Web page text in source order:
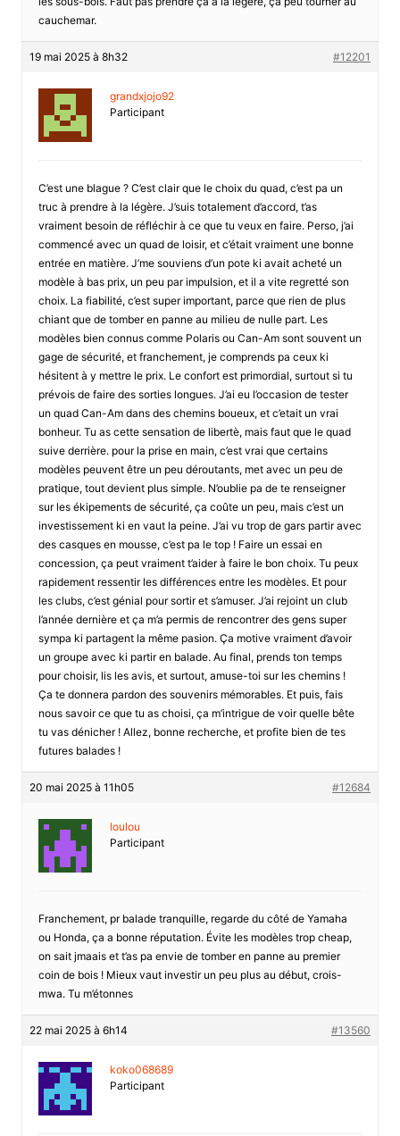
cauchemar.
19 mai 2025 à 8h32 #12201
grandxjojo92
Participant
C’est une blague ? C’est clair que le choix du quad, c’est pa un
truc à prendre à la légère. J’suis totalement d’accord, t’as
vraiment besoin de réfléchir à ce que tu veux en faire. Perso, j’ai
commencé avec un quad de loisir, et c’était vraiment une bonne
entrée en matière. J’me souviens d’un pote ki avait acheté un
modèle à bas prix, un peu par impulsion, et il a vite regretté son
choix. La fiabilité, c’est super important, parce que rien de plus
chiant que de tomber en panne au milieu de nulle part. Les
modèles bien connus comme Polaris ou Can-Am sont souvent un
gage de sécurité, et franchement, je comprends pa ceux ki
hésitent à y mettre le prix. Le confort est primordial, surtout si tu
prévois de faire des sorties longues. J’ai eu l’occasion de tester
un quad Can-Am dans des chemins boueux, et c’etait un vrai
bonheur. Tu as cette sensation de libertè, mais faut que le quad
suive derrière. pour la prise en main, c’est vrai que certains
modèles peuvent être un peu déroutants, met avec un peu de
pratique, tout devient plus simple. N’oublie pa de te renseigner
sur les ékipements de sécurité, ça coûte un peu, mais c’est un
investissement ki en vaut la peine. J’ai vu trop de gars partir avec
des casques en mousse, c’est pa le top ! Faire un essai en
concession, ça peut vraiment t’aider à faire le bon choix. Tu peux
rapidement ressentir les différences entre les modèles. Et pour
les clubs, c’est génial pour sortir et s’amuser. J’ai rejoint un club
l’année dernière et ça m’a permis de rencontrer des gens super
sympa ki partagent la même pasion. Ça motive vraiment d’avoir
un groupe avec ki partir en balade. Au final, prends ton temps
pour choisir, lis les avis, et surtout, amuse-toi sur les chemins !
Ça te donnera pardon des souvenirs mémorables. Et puis, fais
nous savoir ce que tu as choisi, ça m’intrigue de voir quelle bête
tu vas dénicher ! Allez, bonne recherche, et profite bien de tes
futures balades !
20 mai 2025 à 11h05 #12684
loulou
Participant
Franchement, pr balade tranquille, regarde du côté de Yamaha
ou Honda, ça a bonne réputation. Évite les modèles trop cheap,
on sait jmaais et t’as pa envie de tomber en panne au premier
coin de bois ! Mieux vaut investir un peu plus au début, crois-
mwa. Tu m’étonnes
22 mai 2025 à 6h14 #13560
koko068689
Participant